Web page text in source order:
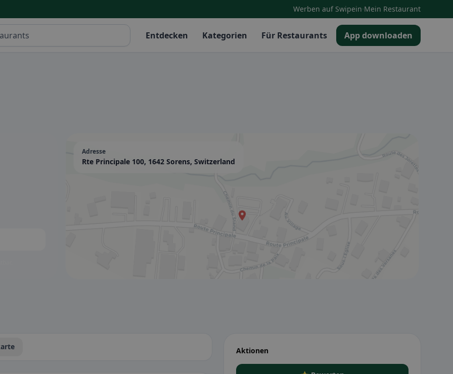
Werben auf Swipein·Mein Restaurant
Entdecken Kategorien Für Restaurants App downloaden
Adresse
Rte Principale 100, 1642 Sorens, Switzerland
Aktionen